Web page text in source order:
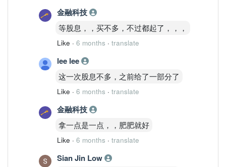
金融科技
等股息，，买不多，不过都起了，，，
Like · 6 months · translate
lee lee
这一次股息不多，之前给了一部分了
Like · 6 months · translate
金融科技
拿一点是一点，，肥肥就好
Like · 6 months · translate
Sian Jin Low